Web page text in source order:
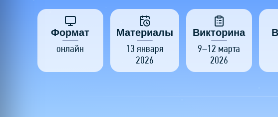
Формат
онлайн
Материалы
13 января
2026
Викторина
9–12 марта
2026